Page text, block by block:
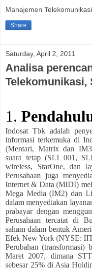
Manajemen Telekomunikasi
Share
Saturday, April 2, 2011
Analisa
Telekomunikasi,
1.
Indosat Tbk adalah
informasi terkemuka di
(Mentari, Matrix dan
suara tetap (SLI 001,
wireless, StarOne, dan
Perusahaan juga
Internet & Data (MIDI)
Mega Media (IM2) dan
dalam menyediakan
prabayar dengan
Perusahaan tercatat di
saham dalam bentuk
Efek New York (NYSE:
Perubahan (transformasi)
Maret 2007, dimana
sebesar 25% di Asia